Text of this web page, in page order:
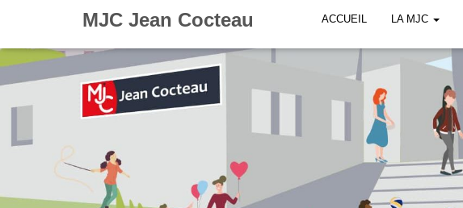
MJC Jean Cocteau ACCUEIL LA MJC